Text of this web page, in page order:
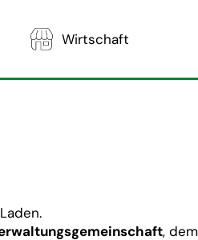
Wirtschaft
,